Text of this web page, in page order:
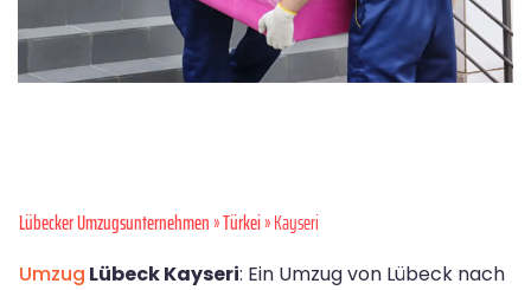
Lübecker Umzugsunternehmen»Türkei» Kayseri
Umzug Lübeck Kayseri: Ein Umzug von Lübeck nach